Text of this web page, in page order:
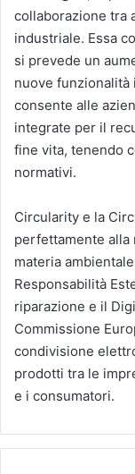
collaborazione tra
industriale. Essa
si prevede un
nuove
consente alle
integrate per il
fine vita, tenendo
normativi.
Circularity e la
perfettamente alla
materia
Responsabilità
riparazione e il
Commissione
condivisione
prodotti tra le
e i consumatori.